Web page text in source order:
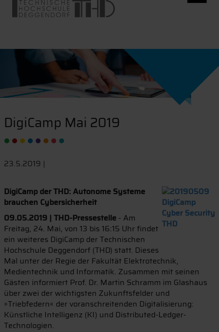
DigiCamp Mai 2019
23.5.2019 |
DigiCamp der THD: Autonome Systeme
brauchen Cybersicherheit
09.05.2019 | THD-Pressestelle- Am
Freitag, 24. Mai, von 13 bis 16:15 Uhr findet
ein weiteres DigiCamp der Technischen
Hochschule Deggendorf (THD) statt. Dieses
Mal unter der Regie der Fakultät Elektrotechnik,
Medientechnik und Informatik. Zusammen mit seinen
Gästen informiert Prof. Dr. Martin Schramm im Glashaus
über zwei der wichtigsten Zukunftsfelder und
»Triebfedern« der voranschreitenden Digitalisierung:
Künstliche Intelligenz (KI) und Distributed-Ledger-
Technologien.